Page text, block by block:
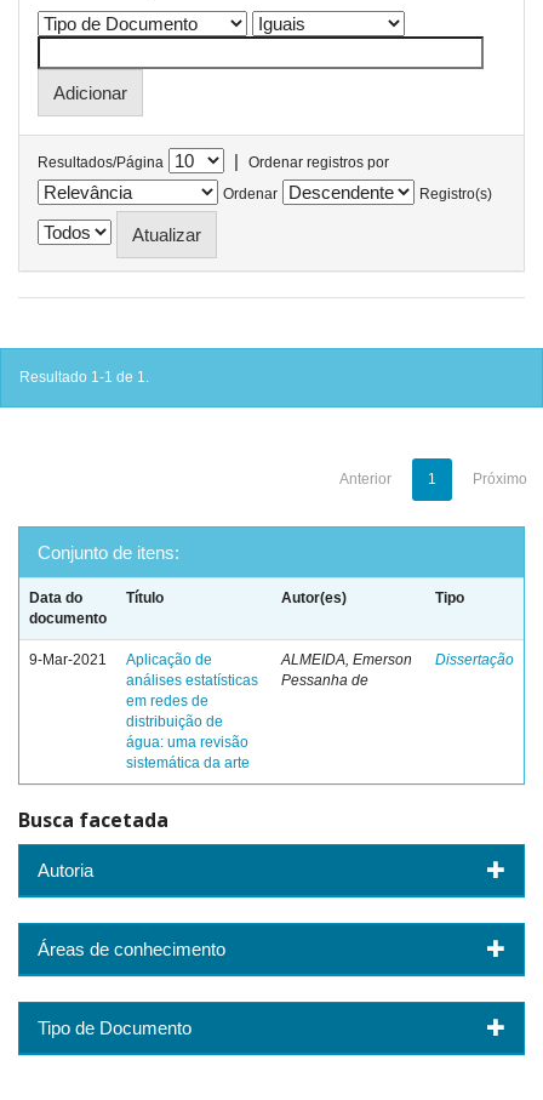
Resultados/Página |
Ordenar registros por
Ordenar
Registro(s)
Resultado 1-1 de 1.
Anterior 1 Próximo
Conjunto de itens:
Data do
documento
Título Autor(es) Tipo
9-Mar-2021
Aplicação de
análises estatísticas
em redes de
distribuição de
água: uma revisão
sistemática da arte
ALMEIDA, Emerson
Pessanha de
Dissertação
Busca facetada
Autoria
Áreas de conhecimento
Tipo de Documento